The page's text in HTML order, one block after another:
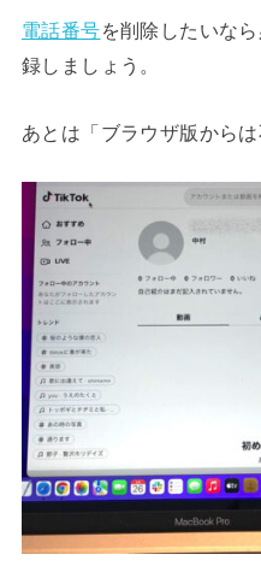
電話番号を削除したいな
録しましょう。
あとは「ブラウザ版からは